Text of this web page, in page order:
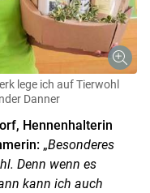
lege ich auf Tierwohl
Danner
Hennenhalterin
„Besonderes
Denn wenn es
kann ich auch